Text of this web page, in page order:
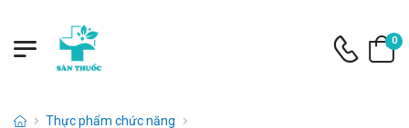
0
Thực phẩm chức năng